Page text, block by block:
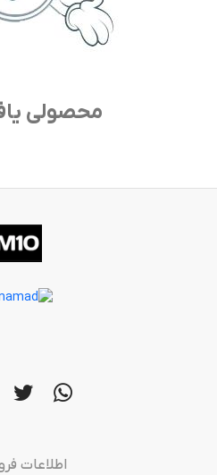
محصولی
اطلاعات